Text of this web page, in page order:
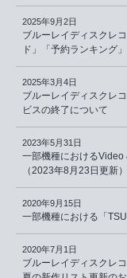
2025年9月2日
ブルーレイディスクレ
ド」「予約ランキング
2025年3月4日
ブルーレイディスクレ
ビスの終了について
2023年5月31日
一部機種におけるVideo
（2023年8月23日更新）
2020年9月15日
一部機種における「
2020年7月1日
ブルーレイディスクレ